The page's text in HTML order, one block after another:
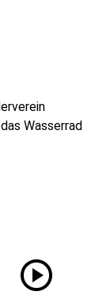
Wasserrad
play_circle